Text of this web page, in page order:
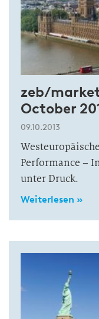
zeb/
October
09.10.2013
Performance –
unter Druck.
Weiterlesen »